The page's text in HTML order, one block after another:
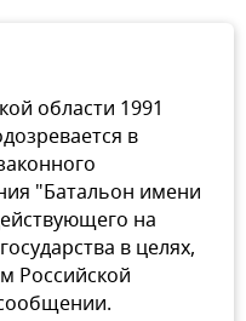
области 1991
в
"Батальон имени
на
в целях,
Российской